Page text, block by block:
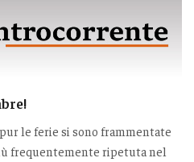
le ferie si sono frammentate
frequentemente ripetuta nel